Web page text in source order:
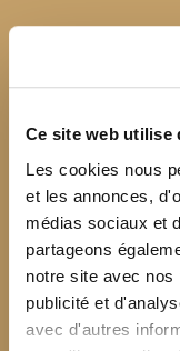
Ce site web utilise
Les cookies nous
et les annonces,
médias sociaux et
partageons
notre site avec
publicité et
avec d'autres